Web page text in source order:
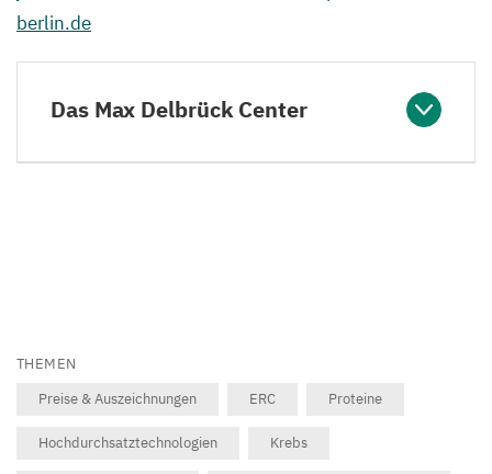
berlin.​de
Das Max Delbrück Center
THEMEN
Preise & Auszeichnungen
ERC Proteine
Hochdurchsatztechnologien Krebs